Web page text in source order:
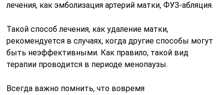
лечения, как эмболизация артерий матки, ФУЗ-абляция.
Такой способ лечения, как удаление матки,
рекомендуется в случаях, когда другие способы могут
быть неэффективными. Как правило, такой вид
терапии проводится в периоде менопаузы.
Всегда важно помнить, что вовремя